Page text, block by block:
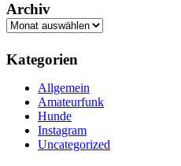
Archiv
Archiv
Kategorien
Allgemein
Amateurfunk
Hunde
Instagram
Uncategorized